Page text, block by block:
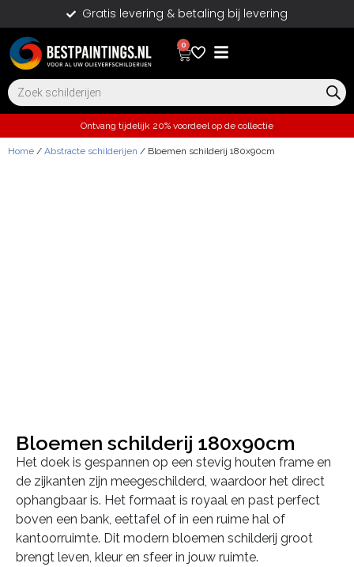
Gratis levering & betaling bij levering
0
Ontvang tijdelijk 20% voordeel op de collectie
Home / Abstracte schilderijen / Bloemen schilderij 180x90cm
Bloemen schilderij 180x90cm
Het doek is gespannen op een stevig houten frame en
de zijkanten zijn meegeschilderd, waardoor het direct
ophangbaar is. Het formaat is royaal en past perfect
boven een bank, eettafel of in een ruime hal of
kantoorruimte. Dit modern bloemen schilderij groot
brengt leven, kleur en sfeer in jouw ruimte.